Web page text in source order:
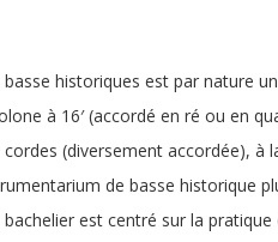
historiques est par nature
à 16′ (accordé en ré ou en
(diversement accordée), à
de basse historique
est centré sur la pratique